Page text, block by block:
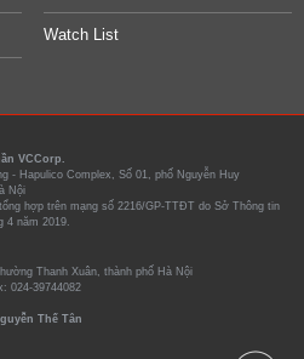
Watch List
VCCorp.
- Hapulico Complex, Số 01, phố Nguyễn Huy
Nội
hợp trên mạng số 2216/GP-TTĐT do Sở Thông tin
4 năm 2019.
Thanh Xuân, thành phố Hà Nội
024-39744082
Thế Tân